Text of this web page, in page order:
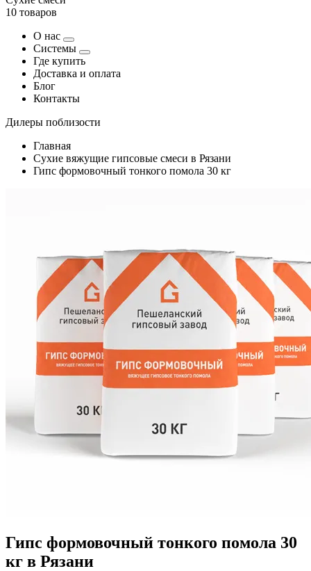
10 товаров
О нас
Системы
Где купить
Доставка и оплата
Блог
Контакты
Дилеры поблизости
Главная
Сухие вяжущие гипсовые смеси в Рязани
Гипс формовочный тонкого помола 30 кг
Гипс формовочный тонкого помола 30
кг в Рязани